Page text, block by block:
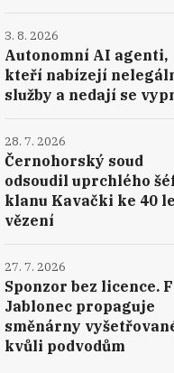
Autonomní AI agenti,
kteří nabízejí
služby a nedají se
3. 8. 2026
Černohorský soud
odsoudil uprchlého
klanu Kavački ke 40
vězení
28. 7. 2026
Sponzor bez licence.
Jablonec propaguje
směnárny
kvůli podvodům
27. 7. 2026